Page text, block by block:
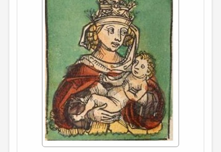
ИЗБРАННОЕ
ДАЙДЖЕСТ
ПРОИЗВЕДЕНИЯ
ПЕРЕВОДЫ
КОНКУРСЫ
ДЕТСКАЯ КОМНАТА
КНИЖНАЯ ПОЛКА
ОБЗОР ЛИТЕРАТУРЫ